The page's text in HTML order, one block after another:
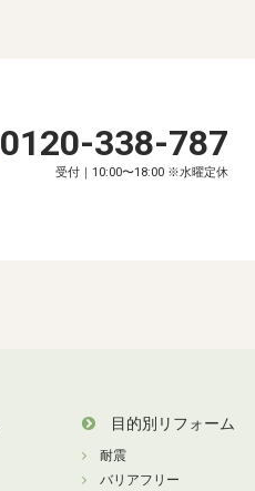
0120-338-787
受付｜10:00〜18:00 ※水曜定休
目的別リフォーム
耐震
バリアフリー